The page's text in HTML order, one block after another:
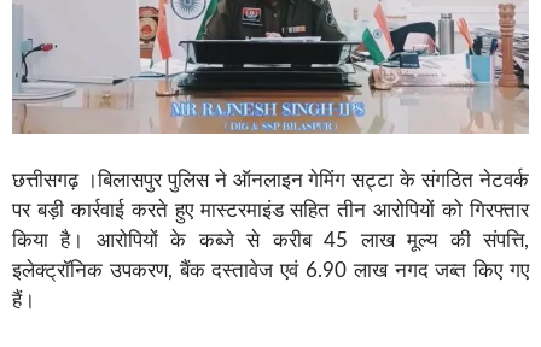
छत्तीसगढ़ ।बिलासपुर पुलिस ने ऑनलाइन गेमिंग सट्टा के संगठित नेटवर्क
पर बड़ी कार्रवाई करते हुए मास्टरमाइंड सहित तीन आरोपियों को गिरफ्तार
किया है। आरोपियों के कब्जे से करीब 45 लाख मूल्य की संपत्ति,
इलेक्ट्रॉनिक उपकरण, बैंक दस्तावेज एवं 6.90 लाख नगद जब्त किए गए
हैं।